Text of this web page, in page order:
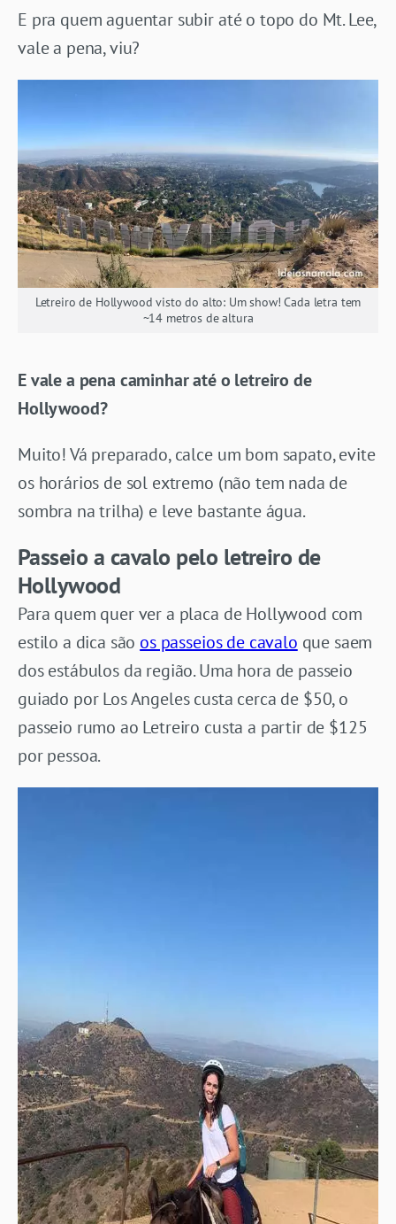
E pra quem aguentar subir até o topo do Mt. Lee,
vale a pena, viu?
Letreiro de Hollywood visto do alto: Um show! Cada letra tem
~14 metros de altura
E vale a pena caminhar até o letreiro de
Hollywood?
Muito! Vá preparado, calce um bom sapato, evite
os horários de sol extremo (não tem nada de
sombra na trilha) e leve bastante água.
Passeio a cavalo pelo letreiro de
Hollywood
Para quem quer ver a placa de Hollywood com
estilo a dica são os passeios de cavalo que saem
dos estábulos da região. Uma hora de passeio
guiado por Los Angeles custa cerca de $50, o
passeio rumo ao Letreiro custa a partir de $125
por pessoa.